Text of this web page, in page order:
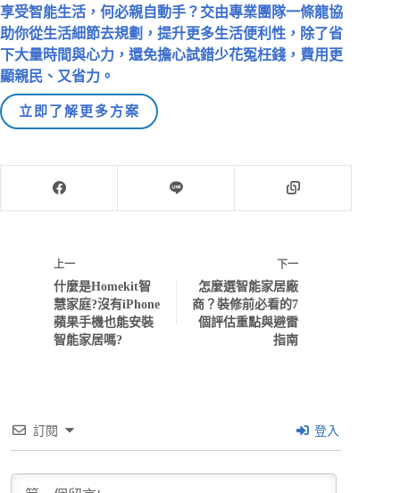
享受智能生活，何必親自動手？交由專業團隊一條龍協
助你從生活細節去規劃，提升更多生活便利性，除了省
下大量時間與心力，還免擔心試錯少花冤枉錢，費用更
顯親民、又省力。
立即了解更多方案
上一
什麼是Homekit智
慧家庭?沒有iPhone
蘋果手機也能安裝
智能家居嗎?
下一
怎麼選智能家居廠
商？裝修前必看的7
個評估重點與避雷
指南
訂閱 登入